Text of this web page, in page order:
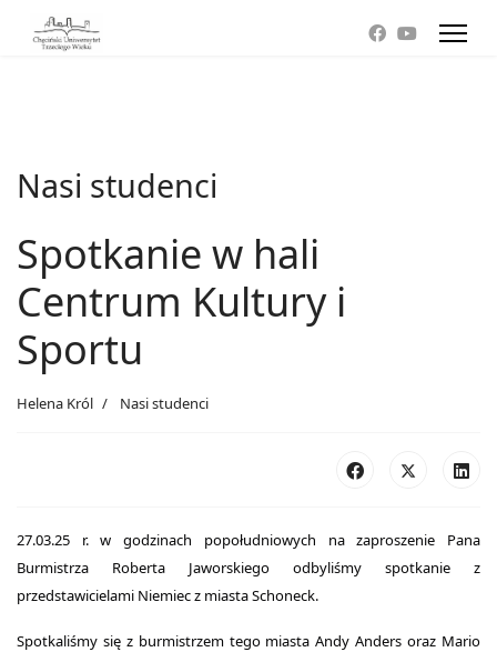
Nasi studenci
Spotkanie w hali
Centrum Kultury i
Sportu
Helena Król Nasi studenci
27.03.25 r. w godzinach popołudniowych na zaproszenie Pana
Burmistrza Roberta Jaworskiego odbyliśmy spotkanie z
przedstawicielami Niemiec z miasta Schoneck.
Spotkaliśmy się z burmistrzem tego miasta Andy Anders oraz Mario